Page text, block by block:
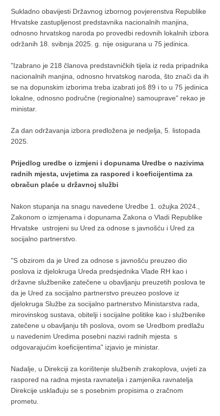
Sukladno obavijesti Državnog izbornog povjerenstva Republike
Hrvatske zastupljenost predstavnika nacionalnih manjina,
odnosno hrvatskog naroda po provedbi redovnih lokalnih izbora
održanih 18. svibnja 2025. g. nije osigurana u 75 jedinica.
"Izabrano je 218 članova predstavničkih tijela iz reda pripadnika
nacionalnih manjina, odnosno hrvatskog naroda, što znači da ih
se na dopunskim izborima treba izabrati još 89 i to u 75 jedinica
lokalne, odnosno područne (regionalne) samouprave" rekao je
ministar.
Za dan održavanja izbora predložena je nedjelja, 5. listopada
2025.
Prijedlog uredbe o izmjeni i dopunama Uredbe o nazivima
radnih mjesta, uvjetima za raspored i koeficijentima za
obračun plaće u državnoj službi
Nakon stupanja na snagu navedene Uredbe 1. ožujka 2024.,
Zakonom o izmjenama i dopunama Zakona o Vladi Republike
Hrvatske ustrojeni su Ured za odnose s javnošću i Ured za
socijalno partnerstvo.
"​S obzirom da je Ured za odnose s javnošću preuzeo dio
poslova iz djelokruga Ureda predsjednika Vlade RH kao i
državne službenike zatečene u obavljanju preuzetih poslova te
da je Ured za socijalno partnerstvo preuzeo poslove iz
djelokruga Službe za socijalno partnerstvo Ministarstva rada,
mirovinskog sustava, obitelji i socijalne politike kao i službenike
zatečene u obavljanju tih poslova, ovom se Uredbom predlažu
u navedenim Uredima posebni nazivi radnih mjesta s
odgovarajućim koeficijentima" izjavio je ministar.
Nadalje, u Direkciji za korištenje službenih zrakoplova, uvjeti za
raspored na radna mjesta ravnatelja i zamjenika ravnatelja
Direkcije usklađuju se s posebnim propisima o zračnom
prometu.